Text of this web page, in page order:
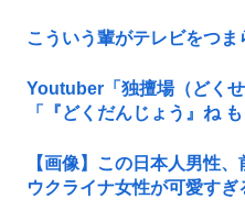
こういう輩がテレビをつ
Youtuber「独擅場（どく
「『どくだんじょう』ね
【画像】この日本人男性
ウクライナ女性が可愛すぎ